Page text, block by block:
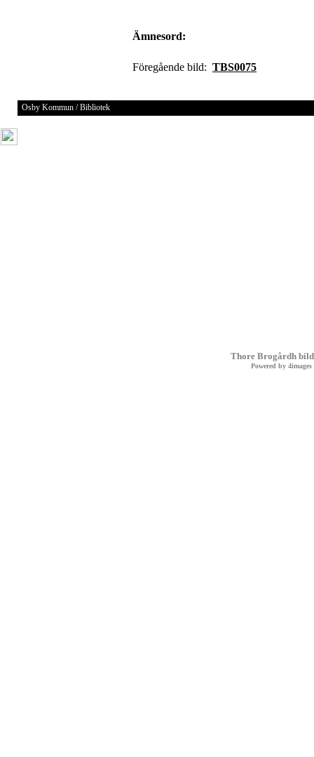
Ämnesord:
Föregående bild: TBS0075
Osby Kommun / Bibliotek
Thore Brogårdh
Powered by 4images